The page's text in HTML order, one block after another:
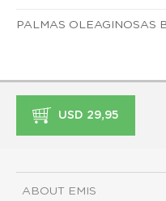
PALMAS OLEAGINOSAS
USD 29,95
ABOUT EMIS